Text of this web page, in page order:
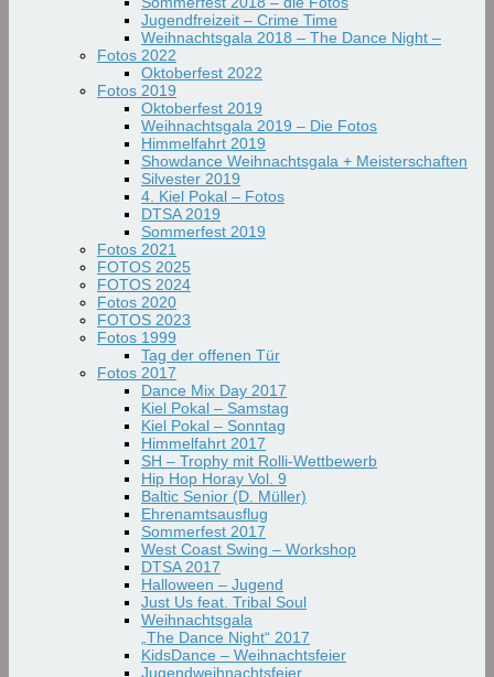
Jugendfreizeit – Crime Time
Weihnachtsgala 2018 – The Dance Night –
Fotos 2022
Oktoberfest 2022
Fotos 2019
Oktoberfest 2019
Weihnachtsgala 2019 – Die Fotos
Himmelfahrt 2019
Showdance Weihnachtsgala + Meisterschaften
Silvester 2019
4. Kiel Pokal – Fotos
DTSA 2019
Sommerfest 2019
Fotos 2021
FOTOS 2025
FOTOS 2024
Fotos 2020
FOTOS 2023
Fotos 1999
Tag der offenen Tür
Fotos 2017
Dance Mix Day 2017
Kiel Pokal – Samstag
Kiel Pokal – Sonntag
Himmelfahrt 2017
SH – Trophy mit Rolli-Wettbewerb
Hip Hop Horay Vol. 9
Baltic Senior (D. Müller)
Ehrenamtsausflug
Sommerfest 2017
West Coast Swing – Workshop
DTSA 2017
Halloween – Jugend
Just Us feat. Tribal Soul
Weihnachtsgala
„The Dance Night“ 2017
KidsDance – Weihnachtsfeier
Jugendweihnachtsfeier